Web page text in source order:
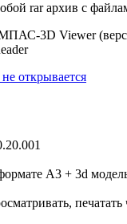
rar архив с
3D Viewer
открывается
А3 + 3d